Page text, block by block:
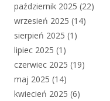
październik 2025 (22)
wrzesień 2025 (14)
sierpień 2025 (1)
lipiec 2025 (1)
czerwiec 2025 (19)
maj 2025 (14)
kwiecień 2025 (6)